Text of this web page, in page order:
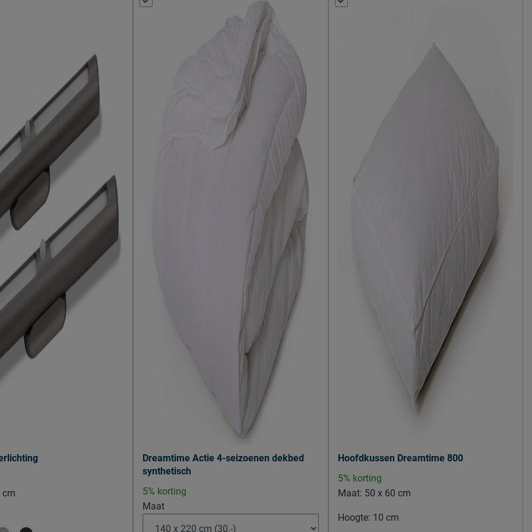
cm
Dreamtime Actie 4-seizoenen dekbed
synthetisch
5% korting
Maat
Hoofdkussen Dreamtime 800
5% korting
Maat: 50 x 60 cm
Hoogte: 10 cm